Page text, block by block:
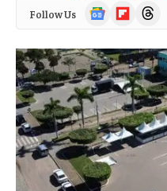
Follow Us
Google
News
FlipboardThreads